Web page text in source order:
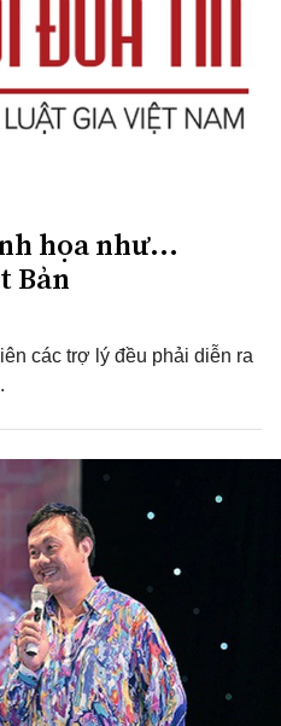
họa như...
Bản
các trợ lý đều phải diễn ra